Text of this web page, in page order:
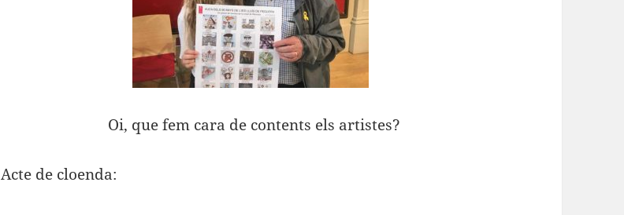
Oi, que fem cara de contents els artistes?
Acte de cloenda: